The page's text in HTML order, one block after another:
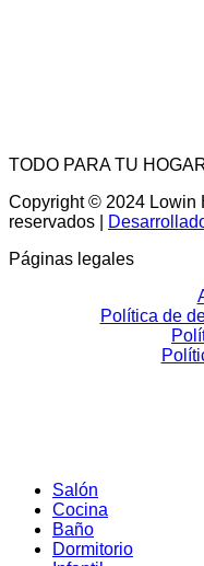
TODO PARA TU
Copyright © 2024 Lowin
reservados |
Páginas legales
Política de
Salón
Cocina
Baño
Dormitorio